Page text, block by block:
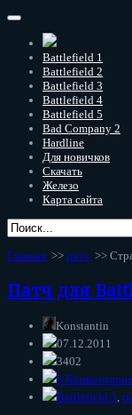
Battlefield 1
Battlefield 2
Battlefield 3
Battlefield 4
Battlefield 5
Bad Company 2
Hardline
Для новичков
Скачать
Железо
Карта сайта
Главная >> патч >>
Патч для
Konstantin
07.12.2011
3402
0
Battlefield 3,